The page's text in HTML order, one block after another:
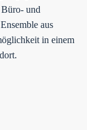
und
aus
in einem